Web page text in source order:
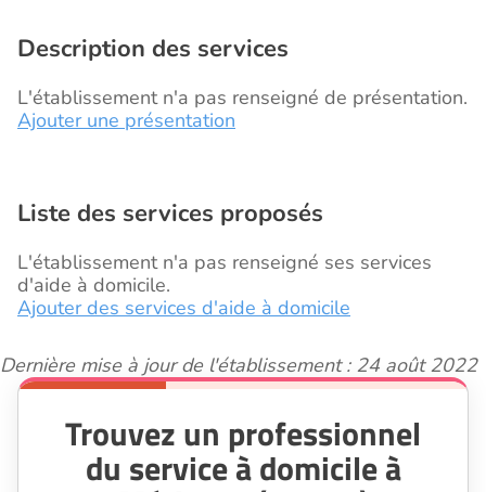
Description des services
L'établissement n'a pas renseigné de présentation.
Ajouter une présentation
Liste des services proposés
L'établissement n'a pas renseigné ses services
d'aide à domicile.
Ajouter des services d'aide à domicile
Dernière mise à jour de l'établissement : 24 août 2022
Trouvez un professionnel
du service à domicile à